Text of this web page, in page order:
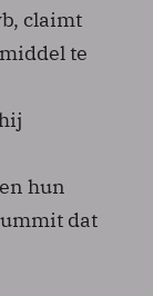
claimt
te
hun
dat